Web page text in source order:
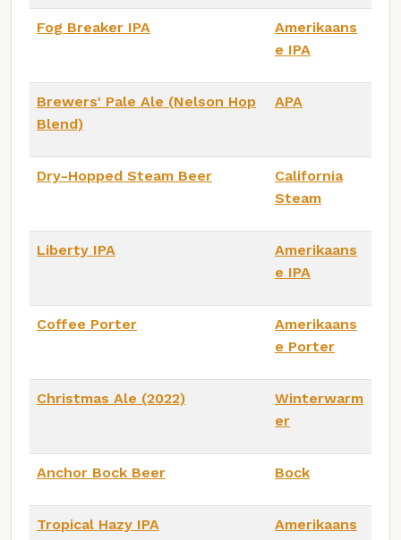
Fog Breaker IPA
Amerikaans
e IPA
Brewers' Pale Ale (Nelson Hop
Blend)
APA
Dry-Hopped Steam Beer
California
Steam
Liberty IPA
Amerikaans
e IPA
Coffee Porter
Amerikaans
e Porter
Christmas Ale (2022)
Winterwarm
er
Anchor Bock Beer Bock
Tropical Hazy IPA
Amerikaans